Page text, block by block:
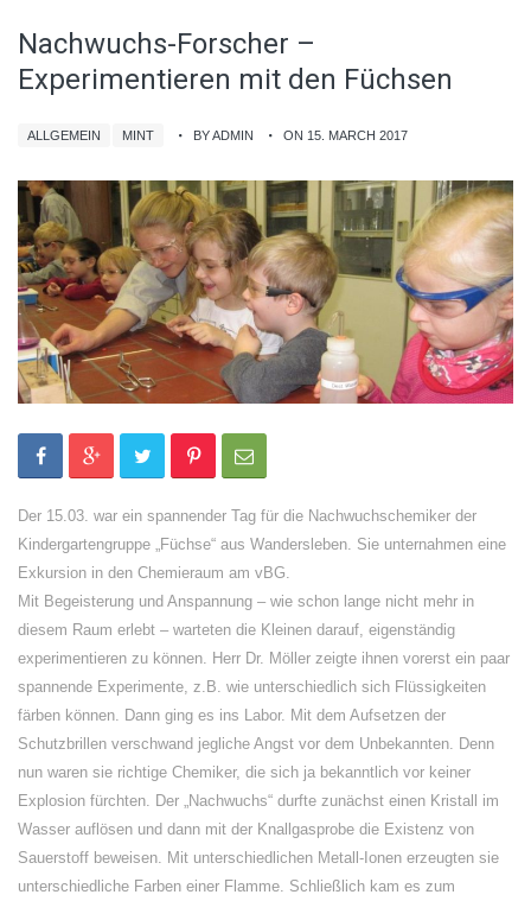
Nachwuchs-Forscher –
Experimentieren mit den Füchsen
ALLGEMEIN MINT BY ADMIN ON 15. MARCH 2017
Der 15.03. war ein spannender Tag für die Nachwuchschemiker der
Kindergartengruppe „Füchse“ aus Wandersleben. Sie unternahmen eine
Exkursion in den Chemieraum am vBG.
Mit Begeisterung und Anspannung – wie schon lange nicht mehr in
diesem Raum erlebt – warteten die Kleinen darauf, eigenständig
experimentieren zu können. Herr Dr. Möller zeigte ihnen vorerst ein paar
spannende Experimente, z.B. wie unterschiedlich sich Flüssigkeiten
färben können. Dann ging es ins Labor. Mit dem Aufsetzen der
Schutzbrillen verschwand jegliche Angst vor dem Unbekannten. Denn
nun waren sie richtige Chemiker, die sich ja bekanntlich vor keiner
Explosion fürchten. Der „Nachwuchs“ durfte zunächst einen Kristall im
Wasser auflösen und dann mit der Knallgasprobe die Existenz von
Sauerstoff beweisen. Mit unterschiedlichen Metall-Ionen erzeugten sie
unterschiedliche Farben einer Flamme. Schließlich kam es zum